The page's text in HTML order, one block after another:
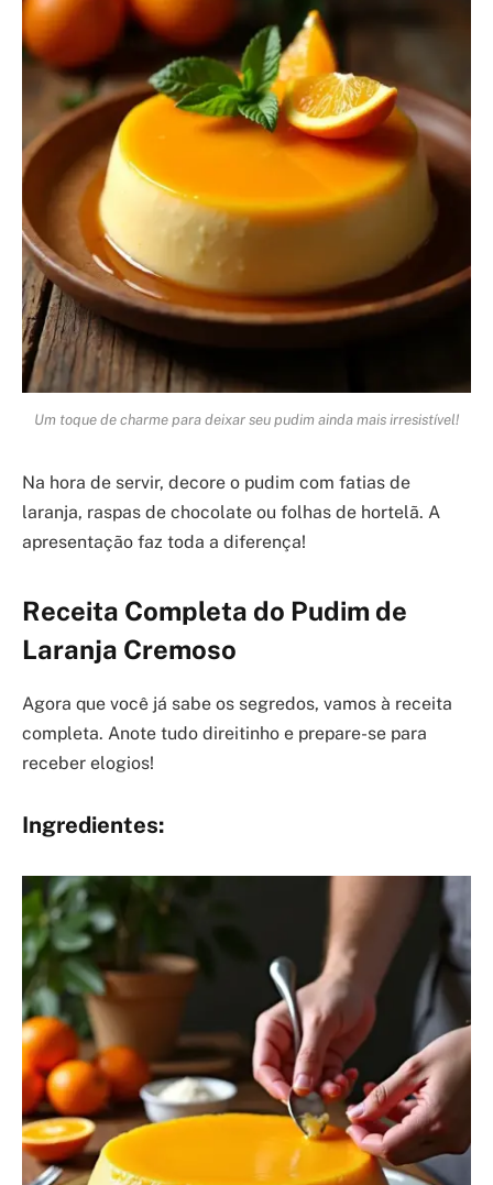
Um toque de charme para deixar seu pudim ainda mais irresistível!
Na hora de servir, decore o pudim com fatias de
laranja, raspas de chocolate ou folhas de hortelã. A
apresentação faz toda a diferença!
Receita Completa do Pudim de
Laranja Cremoso
Agora que você já sabe os segredos, vamos à receita
completa. Anote tudo direitinho e prepare-se para
receber elogios!
Ingredientes: